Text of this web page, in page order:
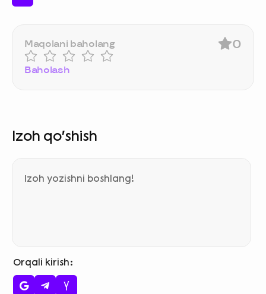
Maqolani baholang
Baholash
0
Izoh qo‘shish
Orqali kirish